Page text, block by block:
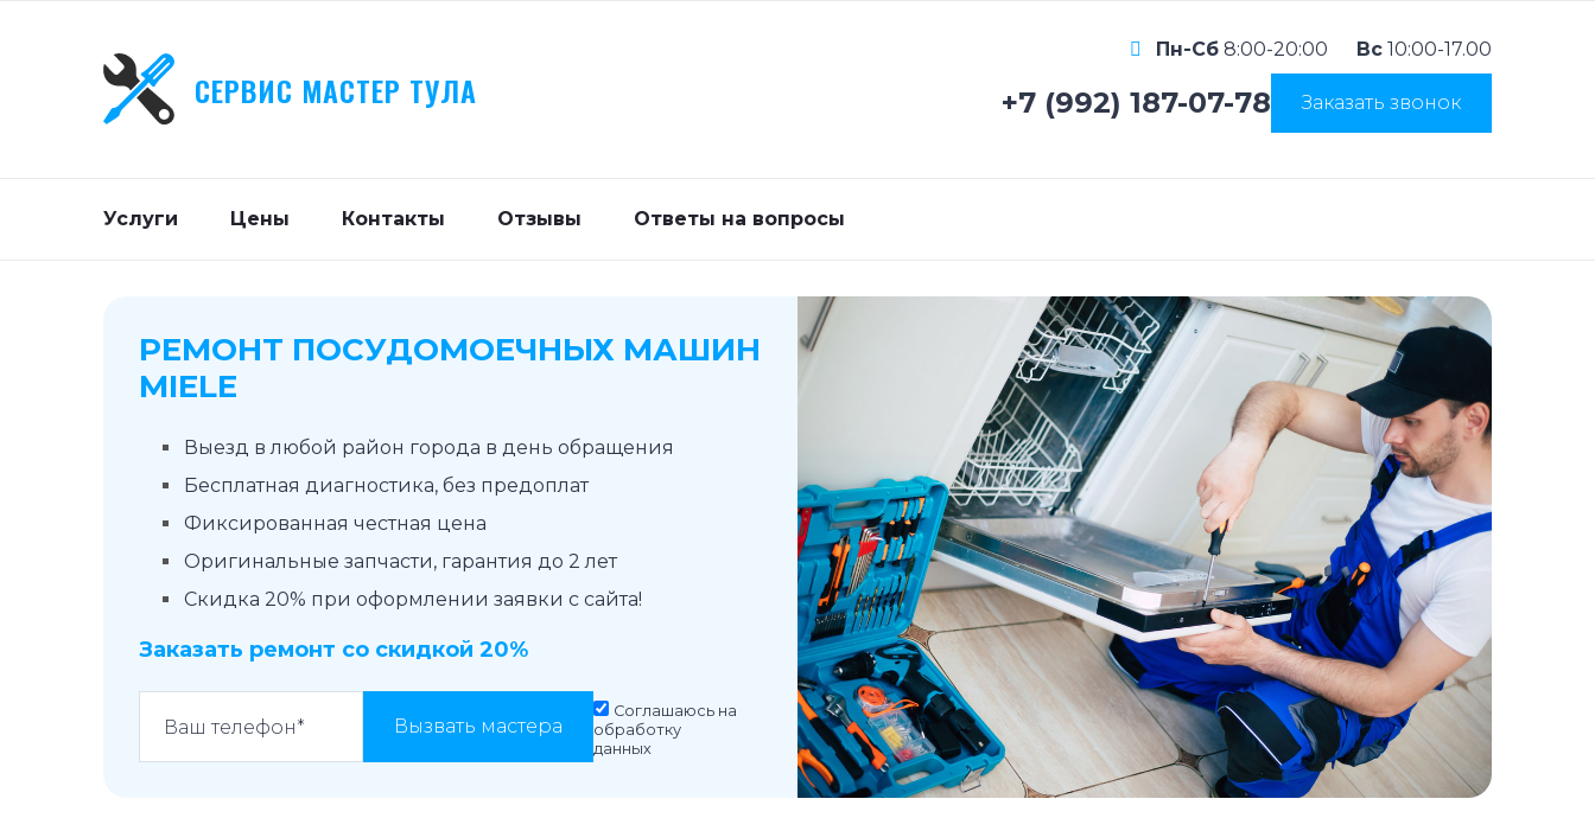
СЕРВИС МАСТЕР ТУЛА
Пн-Сб 8:00-20:00 Вс 10:00-17.00
+7 (992) 187-07-78 Заказать звонок
Услуги Цены Контакты Отзывы Ответы на вопросы
РЕМОНТ ПОСУДОМОЕЧНЫХ МАШИН
MIELE
Выезд в любой район города в день обращения
Бесплатная диагностика, без предоплат
Фиксированная честная цена
Оригинальные запчасти, гарантия до 2 лет
Скидка 20% при оформлении заявки с сайта!
Заказать ремонт со скидкой 20%
Вызвать мастера
Соглашаюсь на
обработку
данных